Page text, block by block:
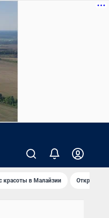
красоты в Малайзии Открыл